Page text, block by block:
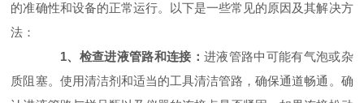
的准确性和设备的正常运行。以下是一些常见的原因及其解决方
法：
1、检查进液管路和连接： 进液管路中可能有气泡或杂
质阻塞。使用清洁剂和适当的工具清洁管路，确保通道畅通。确